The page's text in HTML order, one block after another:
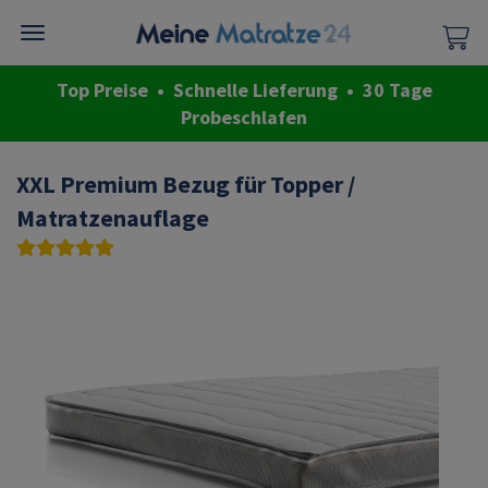
Top Preise • Schnelle Lieferung • 30 Tage
Probeschlafen
XXL Premium Bezug für Topper /
Matratzenauflage